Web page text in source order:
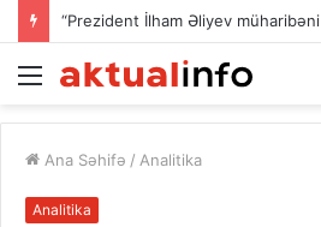
Menu
Ana Səhifə / Analitika
Analitika